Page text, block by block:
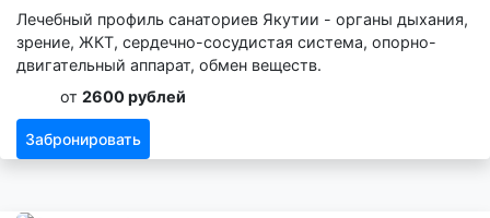
Лечебный профиль санаториев Якутии - органы дыхания,
зрение, ЖКТ, сердечно-сосудистая система, опорно-
двигательный аппарат, обмен веществ.
от 2600 рублей
Забронировать